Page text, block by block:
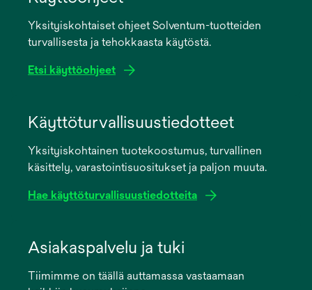
Yksityiskohtaiset ohjeet Solventum-tuotteiden
turvallisesta ja tehokkaasta käytöstä.
Etsi käyttöohjeet
new
Käyttöturvallisuustiedotteet
Yksityiskohtainen tuotekoostumus, turvallinen
käsittely, varastointisuositukset ja paljon muuta.
Hae käyttöturvallisuustiedotteita
new
Asiakaspalvelu ja tuki
Tiimimme on täällä auttamassa vastaamaan